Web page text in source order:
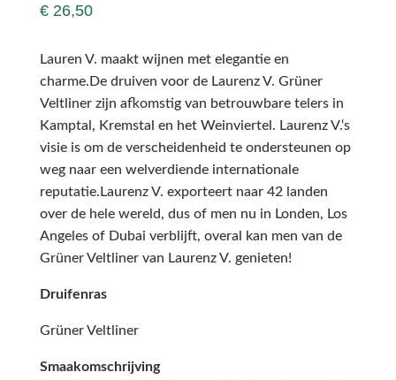
€26,50
Lauren V. maakt wijnen met elegantie en
charme.De druiven voor de Laurenz V. Grüner
Veltliner zijn afkomstig van betrouwbare telers in
Kamptal, Kremstal en het Weinviertel. Laurenz V.‘s
visie is om de verscheidenheid te ondersteunen op
weg naar een welverdiende internationale
reputatie.Laurenz V. exporteert naar 42 landen
over de hele wereld, dus of men nu in Londen, Los
Angeles of Dubai verblijft, overal kan men van de
Grüner Veltliner van Laurenz V. genieten!
Druifenras
Grüner Veltliner
Smaakomschrijving